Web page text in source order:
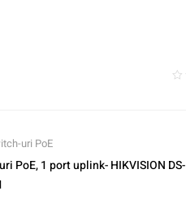
uri PoE
PoE, 1 port uplink- HIKVISION DS-